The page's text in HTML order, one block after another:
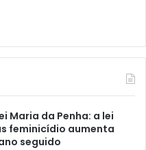
Maria da Penha: a lei
feminicídio aumenta
seguido